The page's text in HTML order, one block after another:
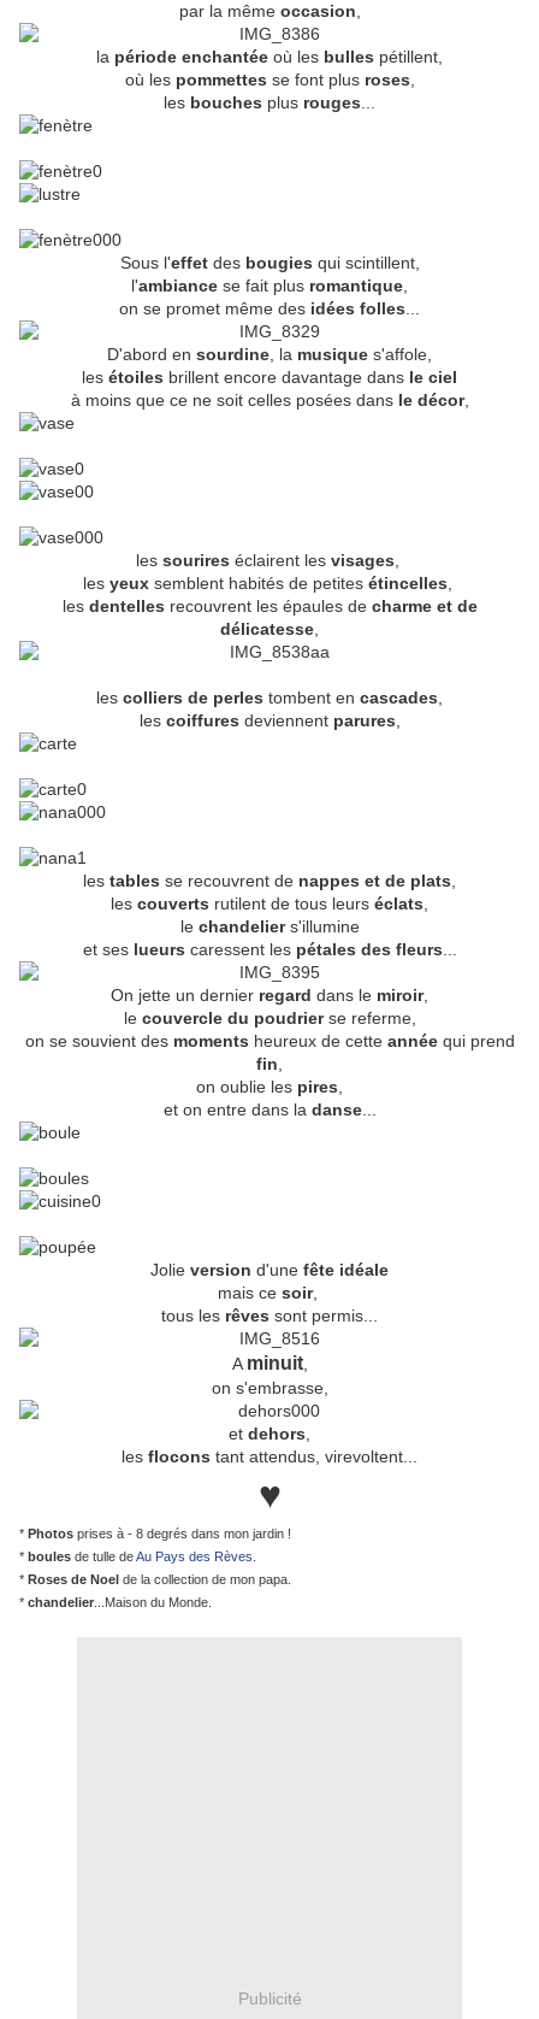
par la même occasion
la période enchantée où les bulles pétillent,
où les pommettes se font plus roses
les bouches plus rouges
Sous l'effetdes bougies qui scintillent,
l'ambiance se fait plus romantique
on se promet même des idées folles
D'abord en sourdine , la musique s'affole,
les étoiles brillent encore davantage dans le ciel
à moins que ce ne soit celles posées dans le décor,
lessourires éclairent les visages
les yeuxsemblent habités de petites étincelles
les dentelles recouvrent les épaules de charme et de
délicatesse
les colliers de perles tombent en cascades
les coiffures deviennent parures
les tables se recouvrent de nappes et de plats
les couverts rutilent de tous leurs éclats
le chandeliers'illumine
et ses lueurs caressent les pétales des fleurs
On jette un dernier regard dans le miroir,
le couvercle du poudrierse referme,
on se souvient des moments heureux de cette annéequi prend
fin
on oublie les pires
et on entre dans la danse...
Jolie version d'une fête idéale
mais ce soir,
tous les rêves sont permis...
A minuit,
on s'embrasse,
et dehors
les flocons tant attendus, virevoltent...
♥
* Photos prises à - 8 degrés dans mon jardin !
* boules de tulle deAu Pays des Rèves
* Roses de Noel de la collection de mon papa.
* chandelier ...Maison du Monde.
Publicité